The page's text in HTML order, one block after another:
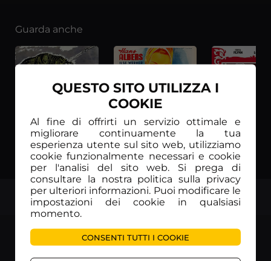
Guarda anche
TOP
QUESTO SITO UTILIZZA I
COOKIE
Al fine di offrirti un servizio ottimale e
migliorare continuamente la tua
esperienza utente sul sito web, utilizziamo
cookie funzionalmente necessari e cookie
per l'analisi del sito web. Si prega di
consultare la nostra politica sulla privacy
per ulteriori informazioni. Puoi modificare le
impostazioni dei cookie in qualsiasi
momento.
CONSENTI TUTTI I COOKIE